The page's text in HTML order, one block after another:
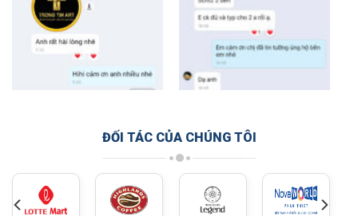
ĐỐI TÁC CỦA CHÚNG TÔI